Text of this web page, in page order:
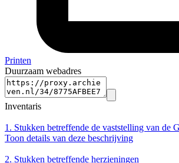
Printen
Duurzaam webadres
Inventaris
1. Stukken betreffende de vaststelling van de
Toon details van deze beschrijving
2. Stukken betreffende herzieningen